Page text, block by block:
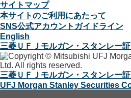
サイトマップ
本サイトのご利用にあたって
SNS公式アカウントガイドライン
English
三菱ＵＦＪモルガン・スタンレー
三菱ＵＦＪモルガン・スタンレー
UFJ Morgan Stanley Securities